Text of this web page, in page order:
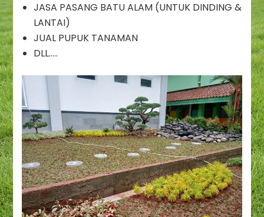
JASA PASANG BATU ALAM (UNTUK DINDING &
LANTAI)
JUAL PUPUK TANAMAN
DLL…..